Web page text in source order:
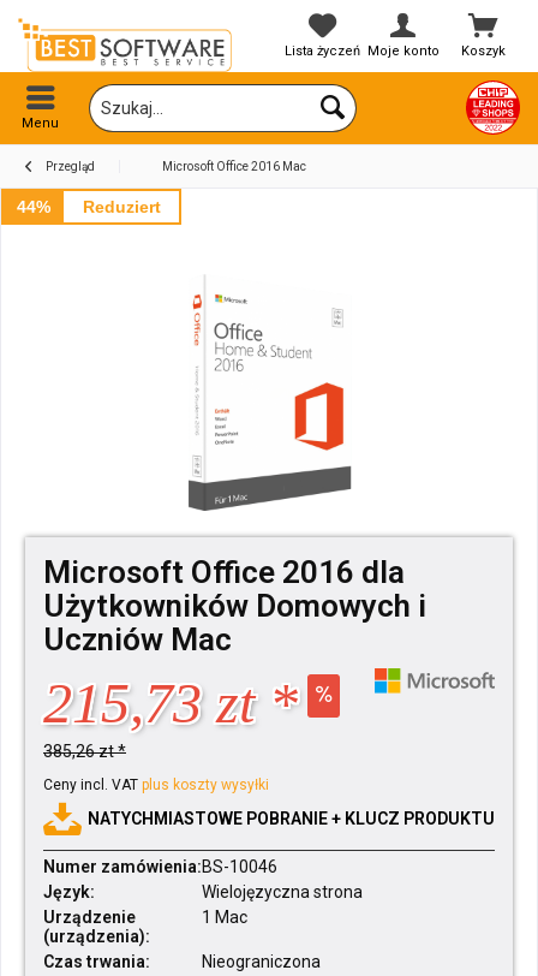
Koszyk
Lista życzeń Moje konto
Menu
Przegląd Microsoft Office 2016 Mac
44% Reduziert
Microsoft Office 2016 dla
Użytkowników Domowych i
Uczniów Mac
215,73 zt *
385,26 zt *
Ceny incl. VAT plus koszty wysyłki
NATYCHMIASTOWE POBRANIE + KLUCZ PRODUKTU
Numer zamówienia:BS-10046
Język:
Wielojęzyczna strona
Urządzenie
(urządzenia):
1 Mac
Czas trwania:
Nieograniczona